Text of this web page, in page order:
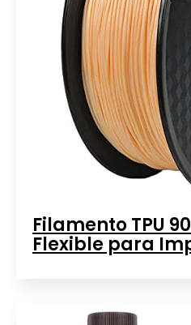
Filamento TPU
Flexible para